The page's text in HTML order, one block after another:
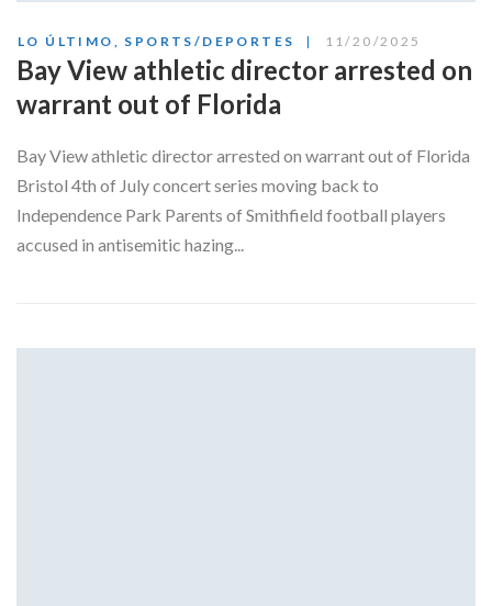
LO ÚLTIMO , SPORTS/DEPORTES 11/20/2025
Bay View athletic director arrested on
warrant out of Florida
Bay View athletic director arrested on warrant out of Florida
Bristol 4th of July concert series moving back to
Independence Park Parents of Smithfield football players
accused in antisemitic hazing...